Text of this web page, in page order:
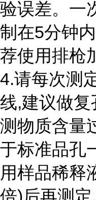
验误差。一
制在5分钟
荐使用排枪
4.请每次测
线,建议做
测物质含量
于标准品孔
用样品稀释
倍)后再测